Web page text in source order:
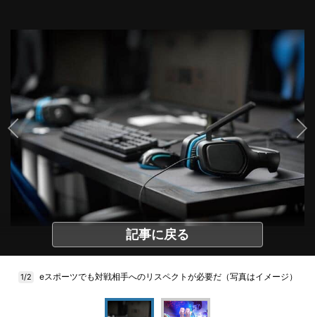
記事に戻る
1/2 eスポーツでも対戦相手へのリスペクトが必要だ（写真はイメージ）